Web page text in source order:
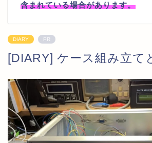
含まれている場合があります。
DIARY PR
[DIARY] ケース組み立て